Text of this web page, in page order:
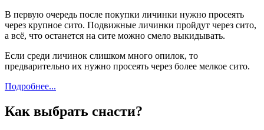
В первую очередь после покупки личинки нужно просеять
через крупное сито. Подвижные личинки пройдут через сито,
а всё, что останется на сите можно смело выкидывать.
Если среди личинок слишком много опилок, то
предварительно их нужно просеять через более мелкое сито.
Подробнее...
Как выбрать снасти?